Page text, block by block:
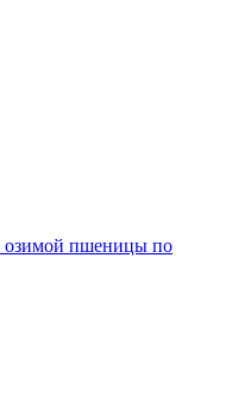
озимой пшеницы по